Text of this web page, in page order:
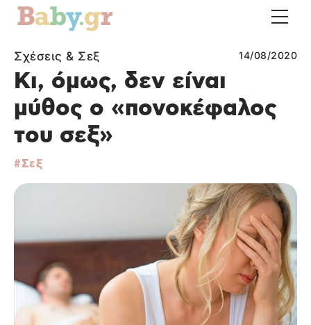
Σχέσεις & Σεξ 14/08/2020
Κι, όμως, δεν είναι
μύθος ο «πονοκέφαλος
του σεξ»
Σεξ